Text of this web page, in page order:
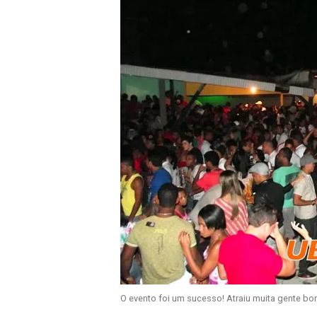
O evento foi um sucesso! Atraiu muita gente